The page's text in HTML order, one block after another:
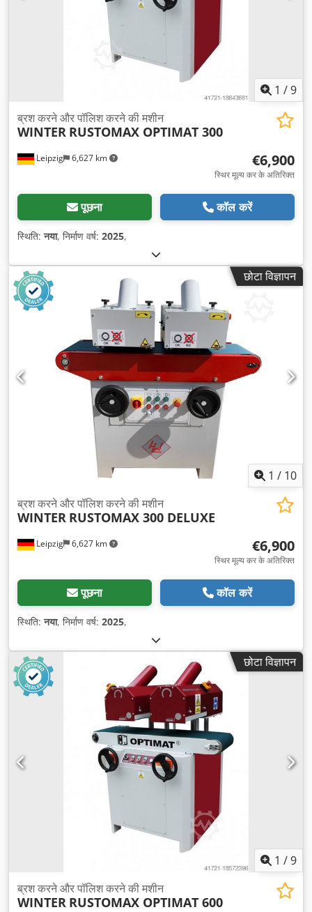
1 /9
Leipzig 6,627 km
ब्रश करने और पॉलिश करने की मशीन
WINTER RUSTOMAX OPTIMAT 300
€6,900
स्थिर मूल्य कर के अतिरिक्त
पूछना कॉल करें
स्थिति:नया, निर्माण वर्ष: 2025,
छोटा विज्ञापन
1 / 10
Leipzig 6,627 km
ब्रश करने और पॉलिश करने की मशीन
WINTER RUSTOMAX 300 DELUXE
€6,900
स्थिर मूल्य कर के अतिरिक्त
पूछना कॉल करें
स्थिति:नया, निर्माण वर्ष: 2025,
छोटा विज्ञापन
1 /9
ब्रश करने और पॉलिश करने की मशीन
WINTER RUSTOMAX OPTIMAT 600